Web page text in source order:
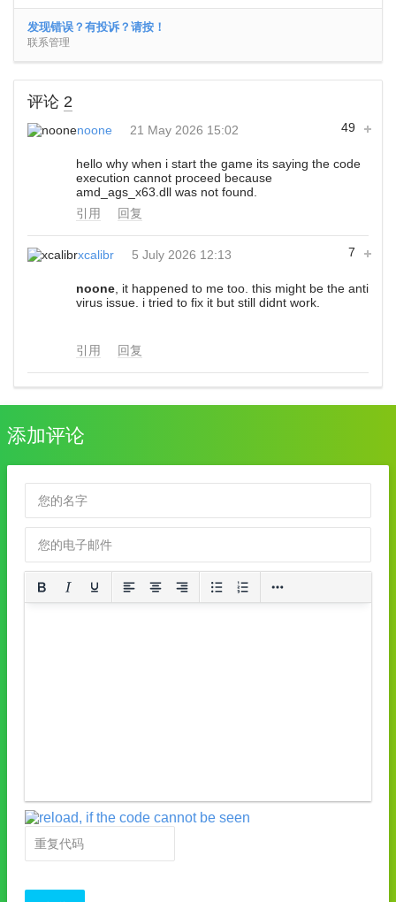
发现错误？有投诉？请按！
联系管理
评论 2
49
noone 21 May 2026 15:02
hello why when i start the game its saying the code
execution cannot proceed because
amd_ags_x63.dll was not found.
引用
回复
7
xcalibr 5 July 2026 12:13
noone , it happened to me too. this might be the anti
virus issue. i tried to fix it but still didnt work.
引用 回复
添加评论